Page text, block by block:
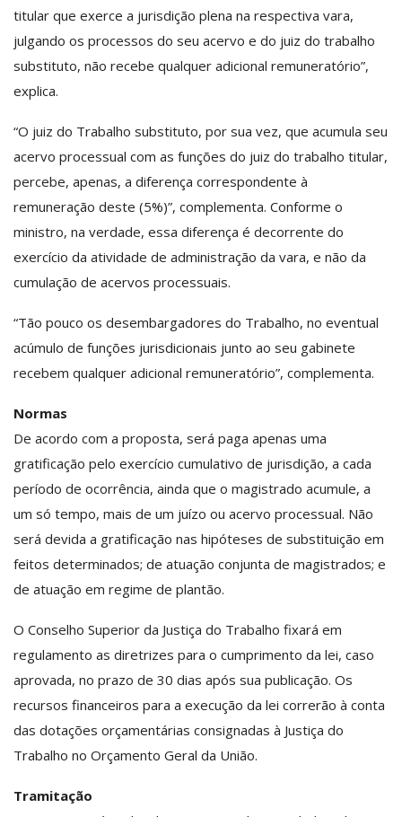
titular que exerce a jurisdição plena na respectiva vara,
julgando os processos do seu acervo e do juiz do trabalho
substituto, não recebe qualquer adicional remuneratório”,
explica.
“O juiz do Trabalho substituto, por sua vez, que acumula seu
acervo processual com as funções do juiz do trabalho titular,
percebe, apenas, a diferença correspondente à
remuneração deste (5%)”, complementa. Conforme o
ministro, na verdade, essa diferença é decorrente do
exercício da atividade de administração da vara, e não da
cumulação de acervos processuais.
“Tão pouco os desembargadores do Trabalho, no eventual
acúmulo de funções jurisdicionais junto ao seu gabinete
recebem qualquer adicional remuneratório”, complementa.
Normas
De acordo com a proposta, será paga apenas uma
gratificação pelo exercício cumulativo de jurisdição, a cada
período de ocorrência, ainda que o magistrado acumule, a
um só tempo, mais de um juízo ou acervo processual. Não
será devida a gratificação nas hipóteses de substituição em
feitos determinados; de atuação conjunta de magistrados; e
de atuação em regime de plantão.
O Conselho Superior da Justiça do Trabalho fixará em
regulamento as diretrizes para o cumprimento da lei, caso
aprovada, no prazo de 30 dias após sua publicação. Os
recursos financeiros para a execução da lei correrão à conta
das dotações orçamentárias consignadas à Justiça do
Trabalho no Orçamento Geral da União.
Tramitação